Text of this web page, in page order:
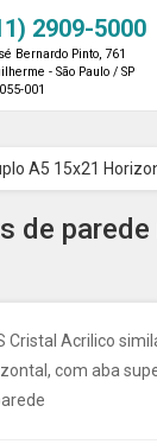
2909-5000
Bernardo Pinto, 761
- São Paulo / SP
001
A5 15x21
de parede
Cristal Acrilico
com aba